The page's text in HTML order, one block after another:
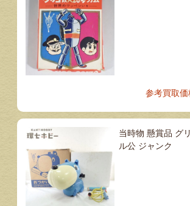
参考買取価
当時物 懸賞品 グ
ル公 ジャンク